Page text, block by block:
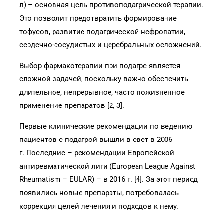
л) – основная цель противоподагрической терапии.
Это позволит предотвратить формирование
тофусов, развитие подагрической нефропатии,
сердечно-сосудистых и церебральных осложнений.
Выбор фармакотерапии при подагре является
сложной задачей, поскольку важно обеспечить
длительное, непрерывное, часто пожизненное
применение препаратов [2, 3].
Первые клинические рекомендации по ведению
пациентов с подагрой вышли в свет в 2006
г. Последние – рекомендации Европейской
антиревматической лиги (Еuropean League Against
Rheumatism – EULAR) – в 2016 г. [4]. За этот период
появились новые препараты, потребовалась
коррекция целей лечения и подходов к нему.